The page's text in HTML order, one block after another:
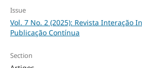
Issue
Vol. 7 No. 2 (2025): Revista Interação
Publicação Contínua
Section